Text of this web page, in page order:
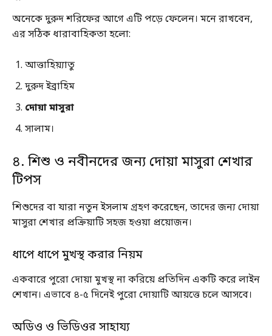
অনেকে দুরুদ শরিফের আগে এটি পড়ে ফেলেন। মনে রাখবেন,
এর সঠিক ধারাবাহিকতা হলো:
আত্তাহিয়্যাতু
দুরুদ ইব্রাহিম
দোয়া মাসুরা
সালাম।
৪. শিশু ও নবীনদের জন্য দোয়া মাসুরা শেখার
টিপস
শিশুদের বা যারা নতুন ইসলাম গ্রহণ করেছেন, তাদের জন্য দোয়া
মাসুরা শেখার প্রক্রিয়াটি সহজ হওয়া প্রয়োজন।
ধাপে ধাপে মুখস্থ করার নিয়ম
একবারে পুরো দোয়া মুখস্থ না করিয়ে প্রতিদিন একটি করে লাইন
শেখান। এভাবে ৪-৫ দিনেই পুরো দোয়াটি আয়ত্তে চলে আসবে।
অডিও ও ভিডিওর সাহায্য